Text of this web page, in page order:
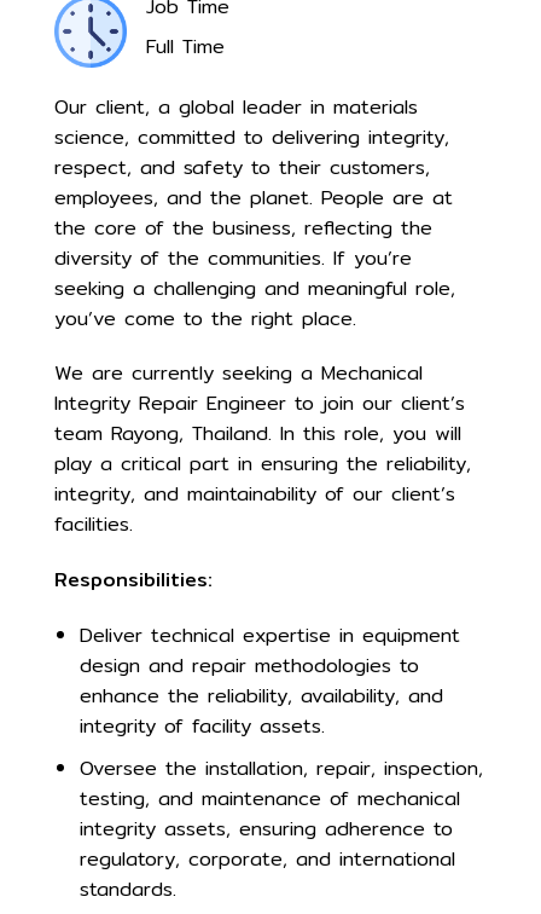
Job Time
Full Time
Our client, a global leader in materials
science, committed to delivering integrity,
respect, and safety to their customers,
employees, and the planet. People are at
the core of the business, reflecting the
diversity of the communities. If you’re
seeking a challenging and meaningful role,
you’ve come to the right place.
We are currently seeking a Mechanical
Integrity Repair Engineer to join our client’s
team Rayong, Thailand. In this role, you will
play a critical part in ensuring the reliability,
integrity, and maintainability of our client’s
facilities.
Responsibilities:
Deliver technical expertise in equipment
design and repair methodologies to
enhance the reliability, availability, and
integrity of facility assets.
Oversee the installation, repair, inspection,
testing, and maintenance of mechanical
integrity assets, ensuring adherence to
regulatory, corporate, and international
standards.